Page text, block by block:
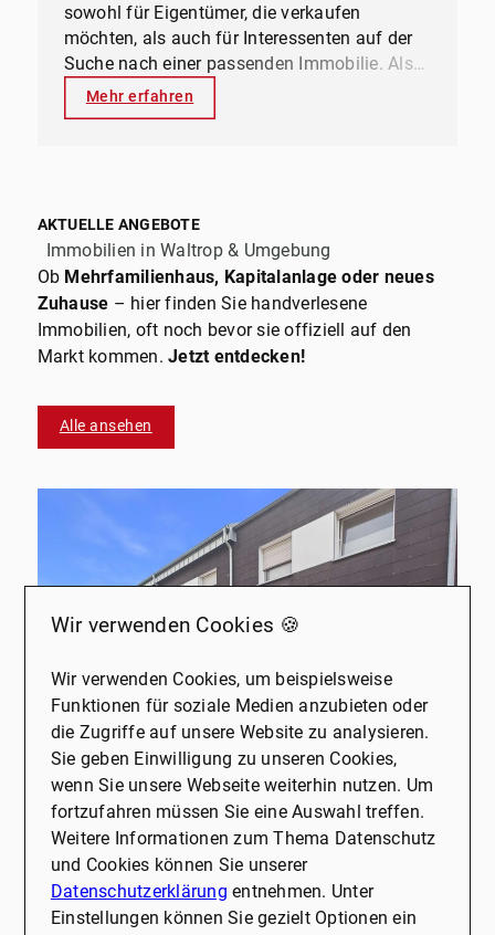
sowohl für Eigentümer, die verkaufen
möchten, als auch für Interessenten auf der
Suche nach einer passenden Immobilie. Als
lokaler Immobilienexperte
jahrzehntelanger Erfahrung kennt
Preis erzielt.
Mehr erfahren
AKTUELLE ANGEBOTE
Immobilien in Waltrop & Umgebung
Ob Mehrfamilienhaus, Kapitalanlage oder neues
Zuhause – hier finden Sie handverlesene
Immobilien, oft noch bevor sie offiziell auf den
Markt kommen.Jetzt entdecken!
Alle ansehen
NEU
45731 Waltrop
Raumwunder in begehrter
Wir verwenden Cookies 🍪
Wir verwenden Cookies, um beispielsweise
Funktionen für soziale Medien anzubieten oder
die Zugriffe auf unsere Website zu analysieren.
Sie geben Einwilligung zu unseren Cookies,
wenn Sie unsere Webseite weiterhin nutzen. Um
fortzufahren müssen Sie eine Auswahl treffen.
Weitere Informationen zum Thema Datenschutz
und Cookies können Sie unserer
Datenschutzerklärung entnehmen. Unter
Einstellungen können Sie gezielt Optionen ein